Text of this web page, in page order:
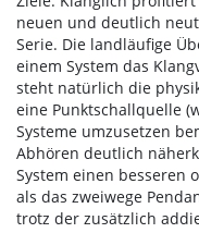
neuen und deutlich
Serie. Die landläufige
einem System das
steht natürlich die
eine Punktschallquelle
Systeme umzusetzen
Abhören deutlich
System einen besseren
als das zweiwege
trotz der zusätzlich